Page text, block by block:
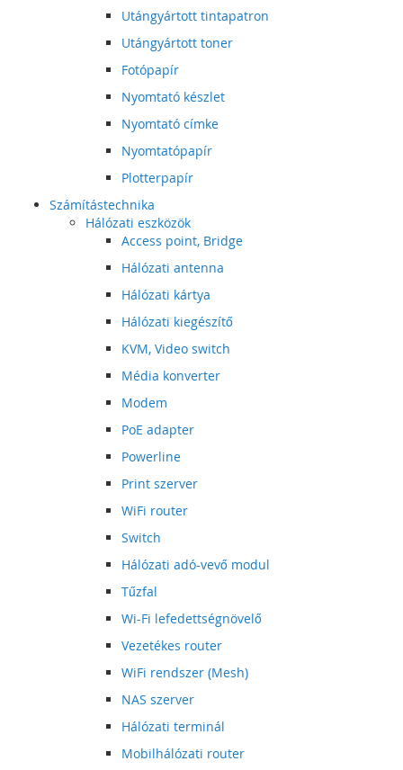
Utángyártott tintapatron
Utángyártott toner
Fotópapír
Nyomtató készlet
Nyomtató címke
Nyomtatópapír
Plotterpapír
Számítástechnika
Hálózati eszközök
Access point, Bridge
Hálózati antenna
Hálózati kártya
Hálózati kiegészítő
KVM, Video switch
Média konverter
Modem
PoE adapter
Powerline
Print szerver
WiFi router
Switch
Hálózati adó-vevő modul
Tűzfal
Wi-Fi lefedettségnövelő
Vezetékes router
WiFi rendszer (Mesh)
NAS szerver
Hálózati terminál
Mobilhálózati router